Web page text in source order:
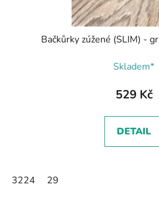
32
Bačkůrky zúžené (SLIM) -
Skladem*
529 Kč
DETAIL
24 29